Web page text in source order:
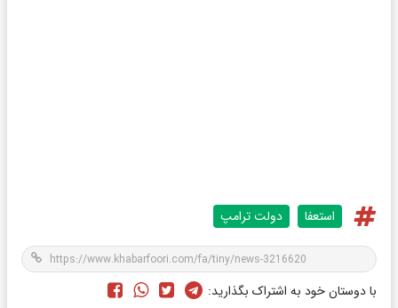
استعفا دولت ترامپ
با دوستان خود به اشتراک بگذارید: